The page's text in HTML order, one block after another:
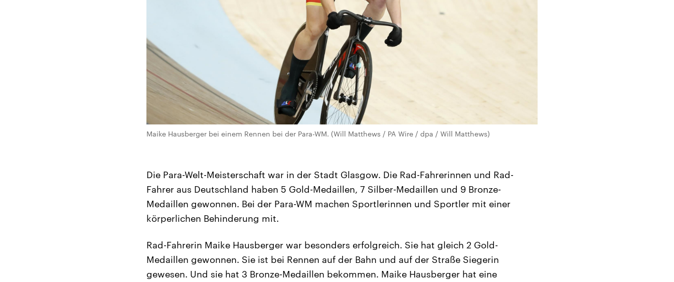
Maike Hausberger bei einem Rennen bei der Para-WM. (Will Matthews / PA Wire / dpa / Will Matthews)
Die Para-Welt-Meisterschaft war in der Stadt Glasgow. Die Rad-Fahrerinnen und Rad-
Fahrer aus Deutschland haben 5 Gold-Medaillen, 7 Silber-Medaillen und 9 Bronze-
Medaillen gewonnen. Bei der Para-WM machen Sportlerinnen und Sportler mit einer
körperlichen Behinderung mit.
Rad-Fahrerin Maike Hausberger war besonders erfolgreich. Sie hat gleich 2 Gold-
Medaillen gewonnen. Sie ist bei Rennen auf der Bahn und auf der Straße Siegerin
gewesen. Und sie hat 3 Bronze-Medaillen bekommen. Maike Hausberger hat eine